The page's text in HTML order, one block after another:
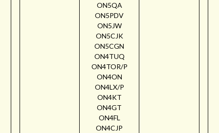
ON5QA
ON5PDV
ON5JW
ON5CJK
ON5CGN
ON4TUQ
ON4TOR/P
ON4ON
ON4LX/P
ON4KT
ON4GT
ON4FL
ON4CJP